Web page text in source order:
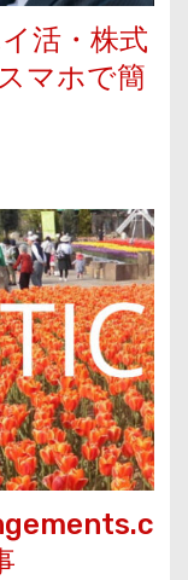
活・株式
マホで簡